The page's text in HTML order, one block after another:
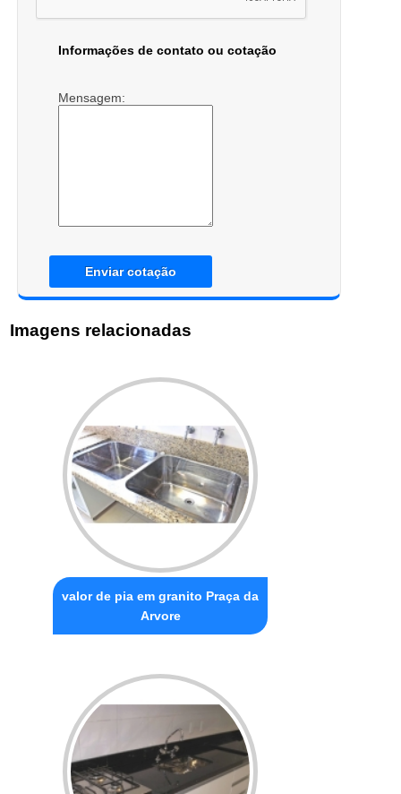
Informações de contato ou cotação
Mensagem:
Enviar cotação
Imagens relacionadas
valor de pia em granito Praça da
Arvore